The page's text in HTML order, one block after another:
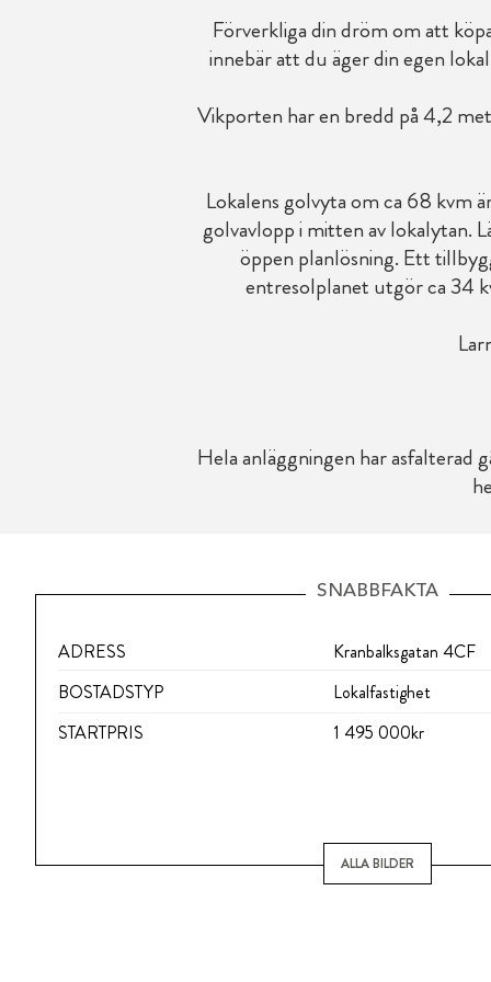
Förverkliga din dröm om att
innebär att du äger din egen
Vikporten har en bredd på 4,2
Lokalens golvyta om ca 68 kvm
golvavlopp i mitten av lokalytan.
öppen planlösning. Ett
entresolplanet utgör ca 34
Hela anläggningen har asfalterad
SNABBFAKTA
ADRESS
Kranbalksgatan 4CF
BOSTADSTYP
Lokalfastighet
STARTPRIS
1 495 000kr
ALLA BILDER